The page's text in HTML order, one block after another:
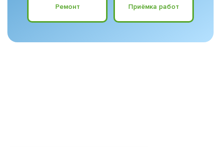
Ремонт Приёмка работ